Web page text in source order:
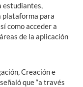
estudiantes,
plataforma para
como acceder a
de la aplicación
Creación e
que “a través